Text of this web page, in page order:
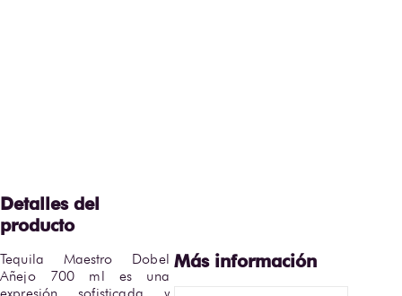
Tequila Maestro Dobel
Añejo 700 ml es una